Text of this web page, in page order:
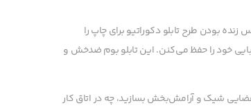
بودن طرح تابلو دکوراتیو برای چاپ را
خود را حفظ می‌کنن. این تابلو بوم ضدخش و
شیک و آرامش‌بخش بسازید، چه در اتاق کار